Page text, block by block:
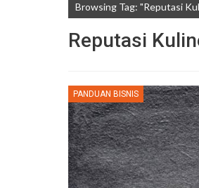
Browsing Tag: "reputasi
Reputasi
PANDUAN BISNIS